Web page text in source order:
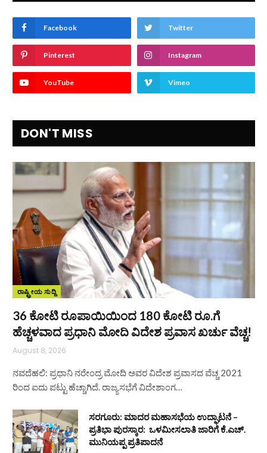
Facebook Twitter
Pinterest Instagram
YouTube Vimeo
DON'T MISS
ರಾಷ್ಟ್ರೀಯ ಸುದ್ದಿ
36 ಕೋಟಿ ರೂಪಾಯಿಯಿಂದ 180 ಕೋಟಿ ರೂ.ಗೆ
ಹೆಚ್ಚಳವಾದ ಪ್ರಧಾನಿ ಮೋದಿ ವಿದೇಶ ಪ್ರವಾಸ ಖರ್ಚು ವೆಚ್ಚ!
August 8, 2026
ನವದೆಹಲಿ: ಪ್ರಧಾನಿ ನರೇಂದ್ರ ಮೋದಿ ಅವರ ವಿದೇಶ ಪ್ರವಾಸದ ವೆಚ್ಚ 2021
ರಿಂದ ಐದು ಪಟ್ಟು ಹೆಚ್ಚಾಗಿದೆ. ರಾಜ್ಯಸಭೆಗೆ ವಿದೇಶಾಂಗ…
ಸರಗೂರು: ಮಾದರ ಮಹಾಸಭೆಯ ಉದ್ಘಾಟನೆ –
ಪ್ರತಿಭಾ ಪುರಸ್ಕಾರ: ಒಳಮೀಸಲಾತಿ ಜಾರಿಗೆ ಕೆ.ಎಚ್.
ಮುನಿಯಪ್ಪ ಪ್ರತಿಪಾದನೆ